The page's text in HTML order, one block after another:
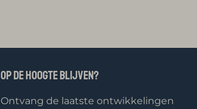
Op de hoogte blijven?
Ontvang de laatste ontwikkelingen